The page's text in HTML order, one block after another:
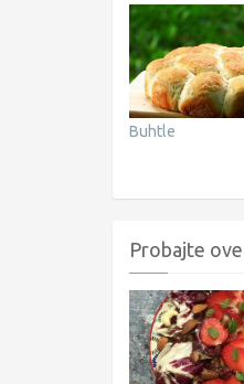
Buhtle
Probajte